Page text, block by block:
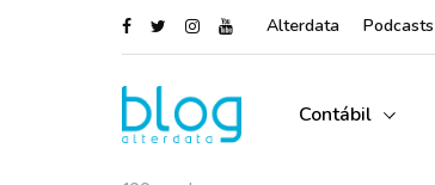
Alterdata Podcasts
Contábil